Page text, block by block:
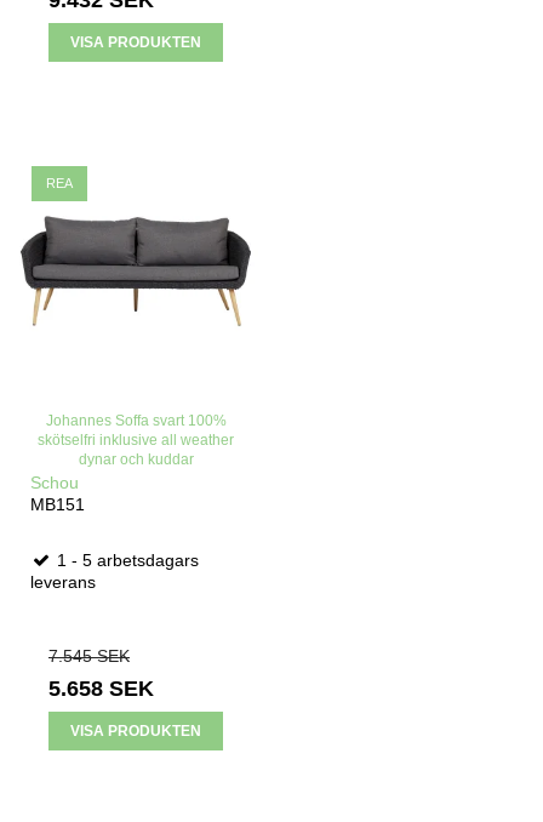
VISA PRODUKTEN
REA
Johannes Soffa svart 100%
skötselfri inklusive all weather
dynar och kuddar
Schou
MB151
1 - 5 arbetsdagars
leverans
7.545 SEK
5.658 SEK
VISA PRODUKTEN